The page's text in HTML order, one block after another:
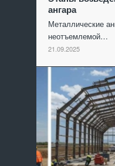
ангара
Металлические
неотъемлемой…
21.09.2025